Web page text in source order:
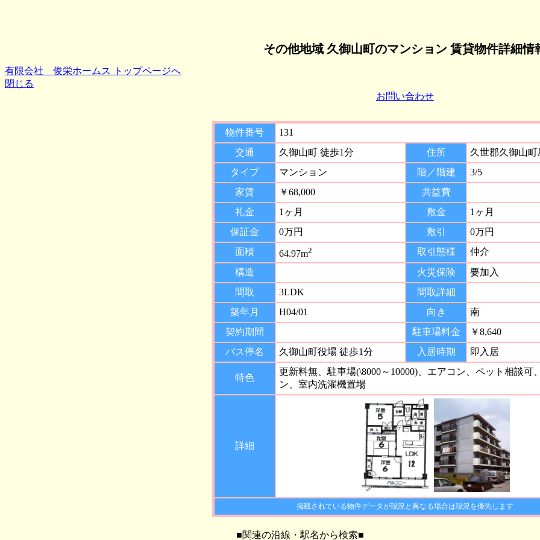
その他地域 久御山町のマンション 賃貸物件詳細情
有限会社 俊栄ホームス トップページへ
閉じる
お問い合わせ
物件番号
131
交通
久御山町 徒歩1分 住所
久世郡久御山町
タイプ
マンション 階／階建
3/5
家賃
￥68,000
共益費
礼金
1ヶ月 敷金
1ヶ月
保証金
0万円 敷引
0万円
面積
64.97m2 取引態様
仲介
構造
火災保険
要加入
間取
3LDK
間取詳細
築年月
H04/01 向き
南
契約期間
駐車場料金
￥8,640
バス停名
久御山町役場 徒歩1分 入居時期 即入居
特色
更新料無、駐車場(\8000～10000)、エアコン、ペット相談可
ン、室内洗濯機置場
詳細
掲載されている物件データが現況と異なる場合は現況を優先します
■関連の沿線・駅名から検索■